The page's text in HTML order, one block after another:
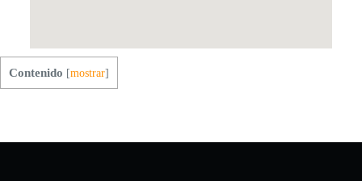
Contenido [mostrar]